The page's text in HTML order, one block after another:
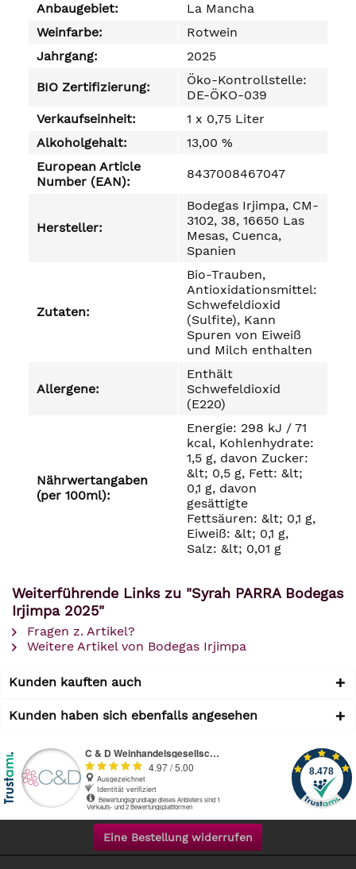
Anbaugebiet:
La Mancha
Weinfarbe:
Rotwein
Jahrgang:
2025
BIO Zertifizierung:
Öko-Kontrollstelle:
DE-ÖKO-039
Verkaufseinheit:
1 x 0,75 Liter
Alkoholgehalt:
13,00 %
European Article
Number (EAN):
8437008467047
Hersteller:
Bodegas Irjimpa, CM-
3102, 38, 16650 Las
Mesas, Cuenca,
Spanien
Zutaten:
Bio-Trauben,
Antioxidationsmittel:
Schwefeldioxid
(Sulfite), Kann
Spuren von Eiweiß
und Milch enthalten
Allergene:
Enthält
Schwefeldioxid
(E220)
Nährwertangaben
(per 100ml):
Energie: 298 kJ / 71
kcal, Kohlenhydrate:
1,5 g, davon Zucker:
&lt; 0,5 g, Fett: &lt;
0,1 g, davon
gesättigte
Fettsäuren: &lt; 0,1 g,
Eiweiß: &lt; 0,1 g,
Salz: &lt; 0,01 g
Weiterführende Links zu "Syrah PARRA Bodegas
Irjimpa 2025"
Fragen z. Artikel?
Weitere Artikel von Bodegas Irjimpa
Kunden kauften auch
Kunden haben sich ebenfalls angesehen
Eine Bestellung widerrufen